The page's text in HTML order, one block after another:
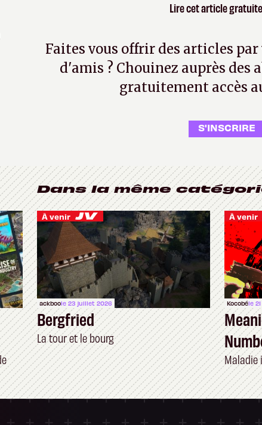
Lire cet article
Faites vous offrir des articles par
d'amis ? Chouinez auprès des
gratuitement accès
S'INSCRIRE
Dans la même
À venir
ackboole 23 juillet 2026
Bergfried
La tour et le bourg
À venir
Kocobéle
Maladie